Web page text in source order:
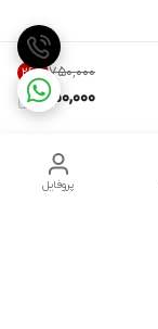
۷۵۰٬۰۰۰ 26%
550,000
پروفایل